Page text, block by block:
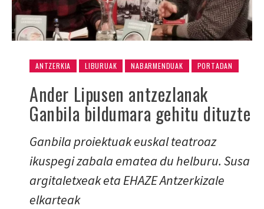
ANTZERKIA LIBURUAK NABARMENDUAK PORTADAN
Ander Lipusen antzezlanak
Ganbila bildumara gehitu dituzte
Ganbila proiektuak euskal teatroaz
ikuspegi zabala ematea du helburu. Susa
argitaletxeak eta EHAZE Antzerkizale
elkarteak